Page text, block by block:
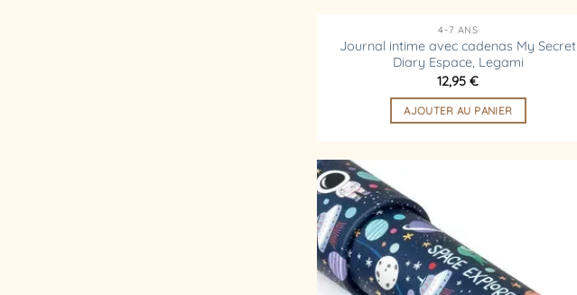
4-7 ANS
Journal intime avec cadenas My Secret
Diary Espace, Legami
12,95€
AJOUTER AU PANIER